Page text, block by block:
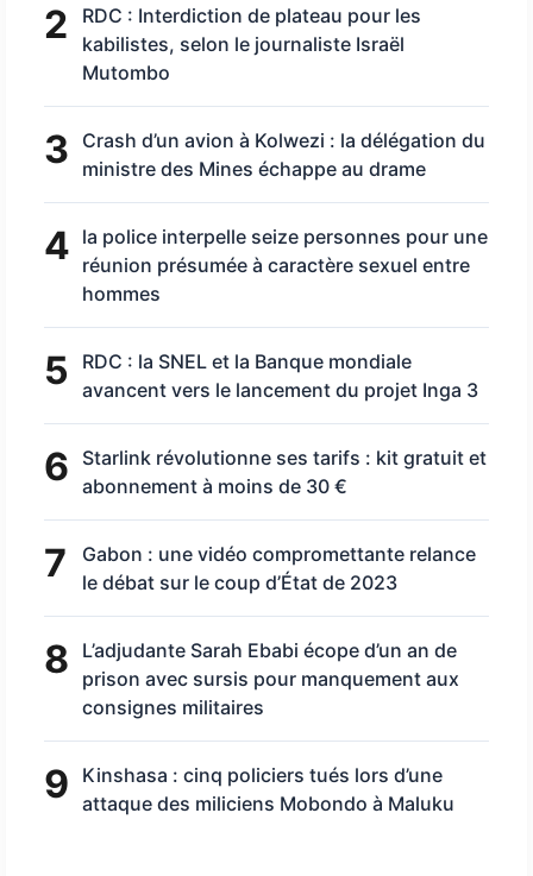
2
RDC : Interdiction de plateau pour les
kabilistes, selon le journaliste Israël
Mutombo
3
Crash d’un avion à Kolwezi : la délégation du
ministre des Mines échappe au drame
4 la police interpelle seize personnes pour une
réunion présumée à caractère sexuel entre
hommes
5
RDC : la SNEL et la Banque mondiale
avancent vers le lancement du projet Inga 3
6
Starlink révolutionne ses tarifs : kit gratuit et
abonnement à moins de 30 €
7
Gabon : une vidéo compromettante relance
le débat sur le coup d’État de 2023
8
L’adjudante Sarah Ebabi écope d’un an de
prison avec sursis pour manquement aux
consignes militaires
9
Kinshasa : cinq policiers tués lors d’une
attaque des miliciens Mobondo à Maluku